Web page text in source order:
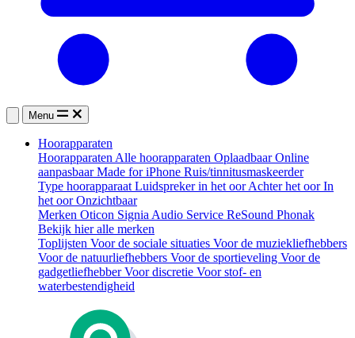
Menu
Hoorapparaten
Hoorapparaten Alle hoorapparaten OplaadbaarOnline
aanpasbaarMade for iPhone Ruis/tinnitusmaskeerder
Type hoorapparaat Luidspreker in het oorAchter het oorIn
het oorOnzichtbaar
Merken Oticon Signia Audio Service ReSound Phonak
Bekijk hier alle merken
Toplijsten Voor de sociale situaties Voor de muziekliefhebbers
Voor de natuurliefhebbers Voor de sportieveling Voor de
gadgetliefhebberVoor discretie Voor stof- en
waterbestendigheid